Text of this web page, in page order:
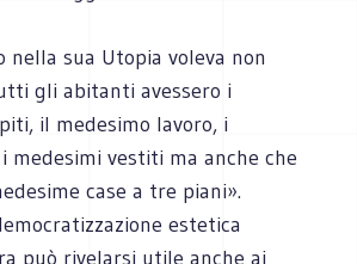
nella sua Utopia voleva non
gli abitanti avessero i
il medesimo lavoro, i
medesimi vestiti ma anche che
case a tre piani».
estetica
può rivelarsi utile anche ai